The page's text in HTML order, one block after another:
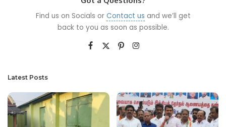
Find us on Socials or Contact us and we’ll get
back to you as soon as possible.
Latest Posts